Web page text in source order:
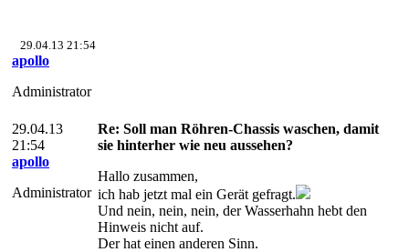
29.04.13 21:54
apollo
Administrator
29.04.13
21:54
apollo
Administrator
Re: Soll man Röhren-Chassis waschen, damit
sie hinterher wie neu aussehen?
Hallo zusammen,
ich hab jetzt mal ein Gerät gefragt.
Und nein, nein, nein, der Wasserhahn hebt den
Hinweis nicht auf.
Der hat einen anderen Sinn.